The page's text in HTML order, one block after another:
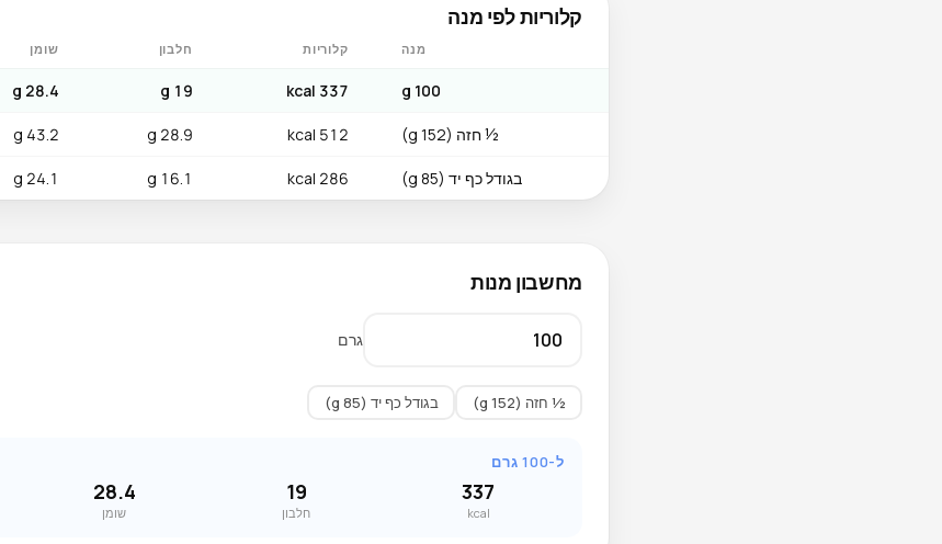
קלוריות לפי מנה
מנה קלוריות חלבון שומן
100 g
337 kcal
19 g
28.4 g
½ חזה (152 g) 512 kcal
28.9 g
43.2 g
בגודל כף יד (85 g) 286 kcal
16.1 g
24.1 g
מחשבון מנות
גרם
½ חזה (152 g) בגודל כף יד (85 g)
ל-100 גרם
337
kcal
19
חלבון
28.4
שומן